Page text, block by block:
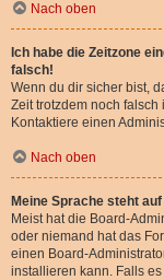
Nach oben
Ich habe die Zeitzone
falsch!
Wenn du dir sicher bist,
Zeit trotzdem noch
Kontaktiere einen
Nach oben
Meine Sprache steht
Meist hat die Board-
oder niemand hat das
einen Board-
installieren kann. Falls